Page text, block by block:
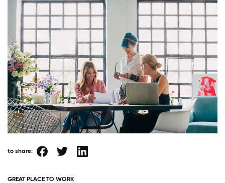
to share:
GREAT PLACE TO WORK